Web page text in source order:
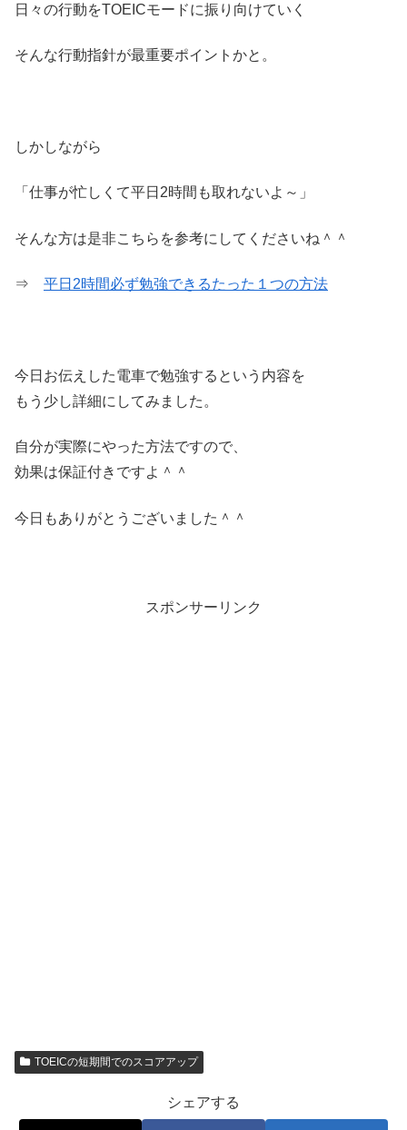
日々の行動をTOEICモードに振り向けていく
そんな行動指針が最重要ポイントかと。
しかしながら
「仕事が忙しくて平日2時間も取れないよ～」
そんな方は是非こちらを参考にしてくださいね＾＾
⇒ 平日2時間必ず勉強できるたった１つの方法
今日お伝えした電車で勉強するという内容を
もう少し詳細にしてみました。
自分が実際にやった方法ですので、
効果は保証付きですよ＾＾
今日もありがとうございました＾＾
スポンサーリンク
TOEICの短期間でのスコアアップ
シェアする